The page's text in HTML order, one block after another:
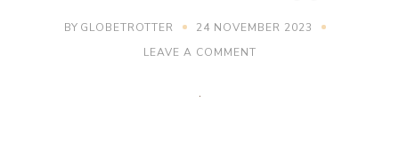
BY GLOBETROTTER
24 NOVEMBER 2023
LEAVE A COMMENTON